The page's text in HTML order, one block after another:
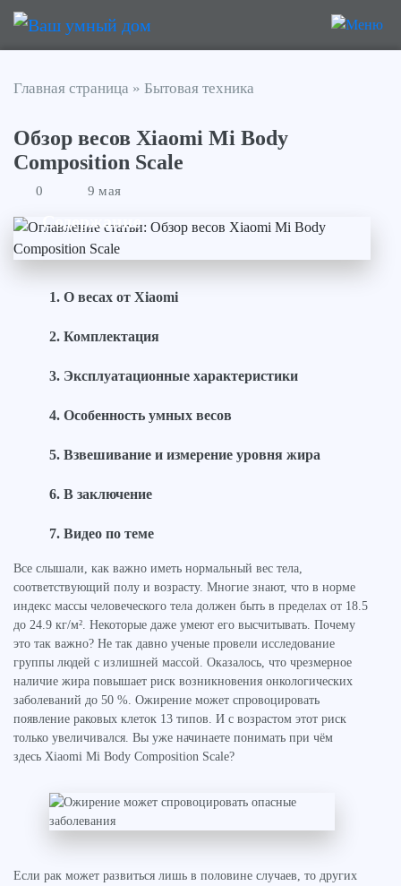
Главная страница » Бытовая техника
Обзор весов Xiaomi Mi Body
Composition Scale
0 9 мая
Содержание
О весах от Xiaomi
Комплектация
Эксплуатационные характеристики
Особенность умных весов
Взвешивание и измерение уровня жира
В заключение
Видео по теме
Все слышали, как важно иметь нормальный вес тела,
соответствующий полу и возрасту. Многие знают, что в норме
индекс массы человеческого тела должен быть в пределах от 18.5
до 24.9 кг/м². Некоторые даже умеют его высчитывать. Почему
это так важно? Не так давно ученые провели исследование
группы людей с излишней массой. Оказалось, что чрезмерное
наличие жира повышает риск возникновения онкологических
заболеваний до 50 %. Ожирение может спровоцировать
появление раковых клеток 13 типов. И с возрастом этот риск
только увеличивался. Вы уже начинаете понимать при чём
здесь Xiaomi Mi Body Composition Scale?
Если рак может развиться лишь в половине случаев, то других